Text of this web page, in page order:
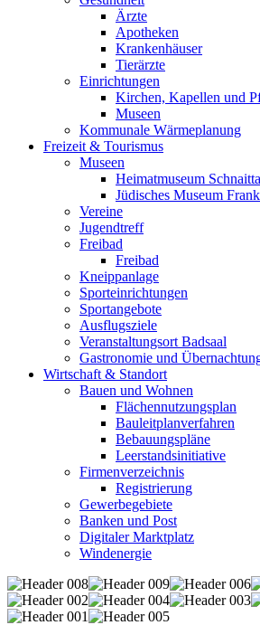
Ärzte
Apotheken
Krankenhäuser
Tierärzte
Einrichtungen
Kirchen, Kapellen und
Museen
Kommunale Wärmeplanung
Freizeit & Tourismus
Museen
Heimatmuseum
Jüdisches Museum
Vereine
Jugendtreff
Freibad
Freibad
Kneippanlage
Sporteinrichtungen
Sportangebote
Ausflugsziele
Veranstaltungsort Badsaal
Gastronomie und
Wirtschaft & Standort
Bauen und Wohnen
Flächennutzungsplan
Bauleitplanverfahren
Bebauungspläne
Leerstandsinitiative
Firmenverzeichnis
Registrierung
Gewerbegebiete
Banken und Post
Digitaler Marktplatz
Windenergie